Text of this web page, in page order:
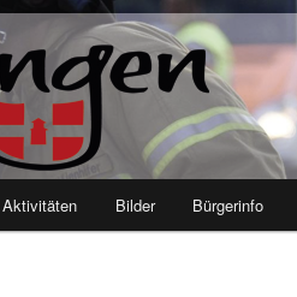
Aktivitäten Bilder Bürgerinfo